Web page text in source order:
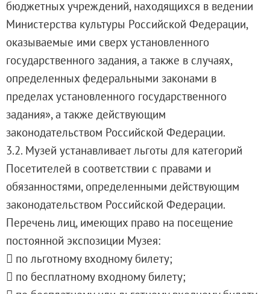
События
Искусство и технологии
Онлайн-курсы «Лифт в будущее»
Современная наука и границы синтеза
Виртуальные коллекции
Виртуальные 3D туры по выставкам
бюджетных учреждений, находящихся в ведении
Министерства культуры Российской Федерации,
оказываемые ими сверх установленного
государственного задания, а также в случаях,
определенных федеральными законами в
пределах установленного государственного
задания», а также действующим
законодательством Российской Федерации.
3.2. Музей устанавливает льготы для категорий
Посетителей в соответствии с правами и
обязанностями, определенными действующим
законодательством Российской Федерации.
Перечень лиц, имеющих право на посещение
постоянной экспозиции Музея:
 по льготному входному билету;
 по бесплатному входному билету;